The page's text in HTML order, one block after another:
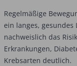
Regelmäßige
ein langes,
nachweislich das
Erkrankungen,
Krebsarten deutlich.